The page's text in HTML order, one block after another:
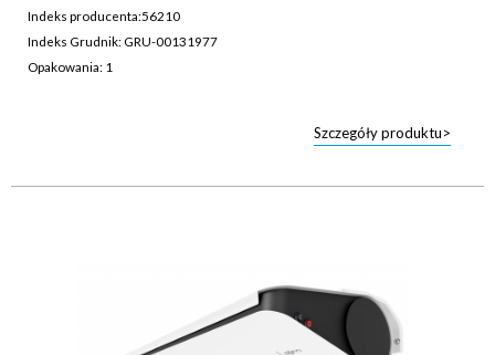
Indeks producenta:56210
Indeks Grudnik: GRU-00131977
Opakowania: 1
Szczegóły produktu>